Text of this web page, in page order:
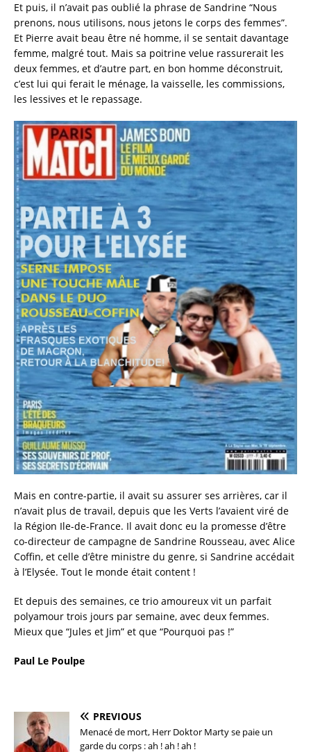
Et puis, il n’avait pas oublié la phrase de Sandrine “Nous
prenons, nous utilisons, nous jetons le corps des femmes”.
Et Pierre avait beau être né homme, il se sentait davantage
femme, malgré tout. Mais sa poitrine velue rassurerait les
deux femmes, et d’autre part, en bon homme déconstruit,
c’est lui qui ferait le ménage, la vaisselle, les commissions,
les lessives et le repassage.
Mais en contre-partie, il avait su assurer ses arrières, car il
n’avait plus de travail, depuis que les Verts l’avaient viré de
la Région Ile-de-France. Il avait donc eu la promesse d’être
co-directeur de campagne de Sandrine Rousseau, avec Alice
Coffin, et celle d’être ministre du genre, si Sandrine accédait
à l’Elysée. Tout le monde était content !
Et depuis des semaines, ce trio amoureux vit un parfait
polyamour trois jours par semaine, avec deux femmes.
Mieux que “Jules et Jim” et que “Pourquoi pas !”
Paul Le Poulpe
PREVIOUS
Menacé de mort, Herr Doktor Marty se paie un
garde du corps : ah ! ah ! ah !